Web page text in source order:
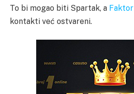
To bi mogao biti Spartak, a Faktor
kontakti već ostvareni.